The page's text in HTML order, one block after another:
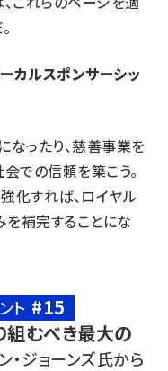
カルスポンサーシッ
なったり、慈善事業を
での信頼を築こう。
化すれば、ロイヤル
を補完することにな
ト #15
むべき最大の
・ジョーンズ氏から